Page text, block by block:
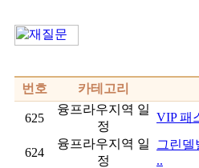
번호 카테고리
625
융프라우지역 일
정
VIP 패
624
융프라우지역 일
정
그린델
..